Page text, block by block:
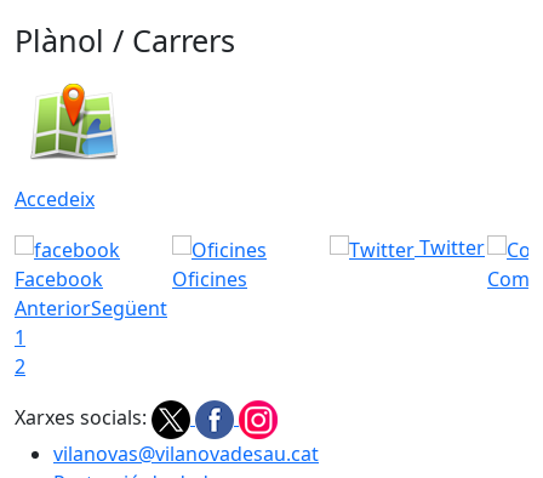
Plànol / Carrers
Accedeix
Facebook Oficines
Twitter
Com
AnteriorSegüent
1
2
Xarxes socials:
vilanovas@vilanovadesau.cat